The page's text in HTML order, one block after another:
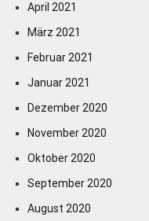
April 2021
März 2021
Februar 2021
Januar 2021
Dezember 2020
November 2020
Oktober 2020
September 2020
August 2020